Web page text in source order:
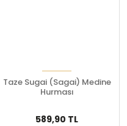
Taze Sugai (Sagai) Medine
Hurması
589,90 TL